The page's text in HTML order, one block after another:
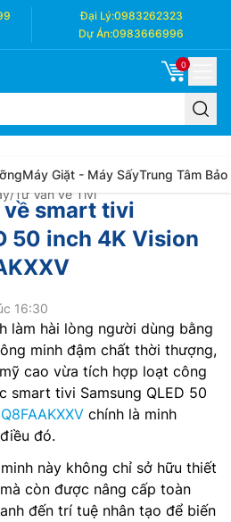
Đại Lý:0983262323
Dự Án:0983666996
0
Máy Giặt - Máy SấyTrung Tâm Bảo
/Tư Vấn về Tivi
smart tivi
50 inch 4K Vision
16:30
làm hài lòng người dùng bằng
minh đậm chất thời thượng,
cao vừa tích hợp loạt công
smart tivi Samsung QLED 50
chính là minh
đó.
này không chỉ sở hữu thiết
còn được nâng cấp toàn
đến trí tuệ nhân tạo để biến